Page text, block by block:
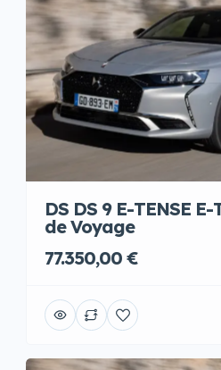
DS DS 9 E-TENSE
de Voyage
77.350,00 €